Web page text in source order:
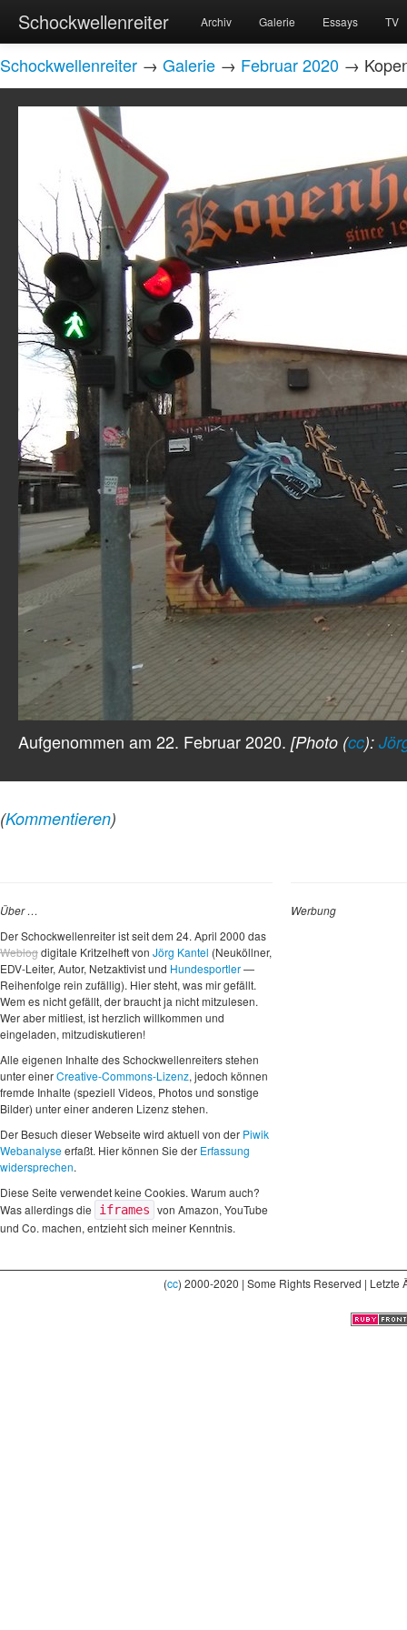
Schockwellenreiter Archiv Galerie Essays TV
Schockwellenreiter → Galerie → Februar 2020 →
Aufgenommen am 22. Februar 2020. [Photo (cc):
(Kommentieren)
Über …
Der Schockwellenreiter ist seit dem 24. April 2000 das
Weblogdigitale Kritzelheft von Jörg Kantel (Neuköllner,
EDV-Leiter, Autor, Netzaktivist und Hundesportler—
Reihenfolge rein zufällig). Hier steht, was mir gefällt.
Wem es nicht gefällt, der braucht ja nicht mitzulesen.
Wer aber mitliest, ist herzlich willkommen und
eingeladen, mitzudiskutieren!
Alle eigenen Inhalte des Schockwellenreiters stehen
unter einerCreative-Commons-Lizenz, jedoch können
fremde Inhalte (speziell Videos, Photos und sonstige
Bilder) unter einer anderen Lizenz stehen.
Der Besuch dieser Webseite wird aktuell von der Piwik
Webanalyseerfaßt. Hier können Sie der Erfassung
widersprechen.
Diese Seite verwendet keine Cookies. Warum auch?
Was allerdings die
iframes von Amazon, YouTube
und Co. machen, entzieht sich meiner Kenntnis.
Werbung
(cc) 2000-2020 | Some Rights Reserved |